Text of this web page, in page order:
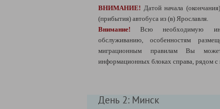
ВНИМАНИЕ! Датой начала
(прибытия) автобуса из (в) Ярославля.
Внимание!
Всю необходимую
обслуживанию, особенностям
миграционным правилам Вы
информационных блоках справа, рядом с
День 2: Минск